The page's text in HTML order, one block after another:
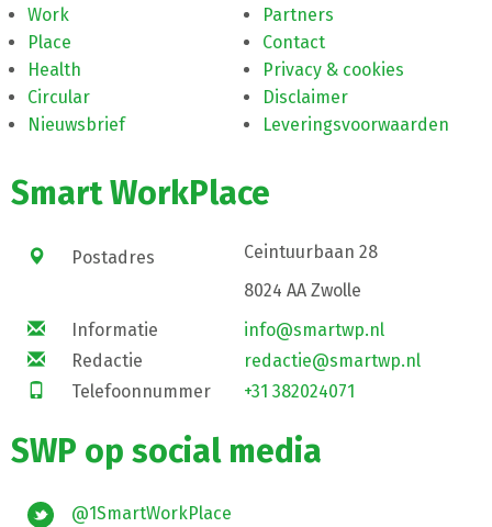
Work
Place
Health
Circular
Nieuwsbrief
Partners
Contact
Privacy & cookies
Disclaimer
Leveringsvoorwaarden
Smart WorkPlace
Postadres
Ceintuurbaan 28
8024 AA Zwolle
Informatie
info@smartwp.nl
Redactie
redactie@smartwp.nl
Telefoonnummer
+31 382024071
SWP op social media
@1SmartWorkPlace